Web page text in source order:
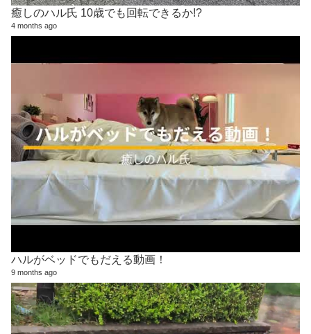
癒しのハル氏 10歳でも回転できるか!?
4 months ago
ハルがベッドでもだえる動画！
9 months ago